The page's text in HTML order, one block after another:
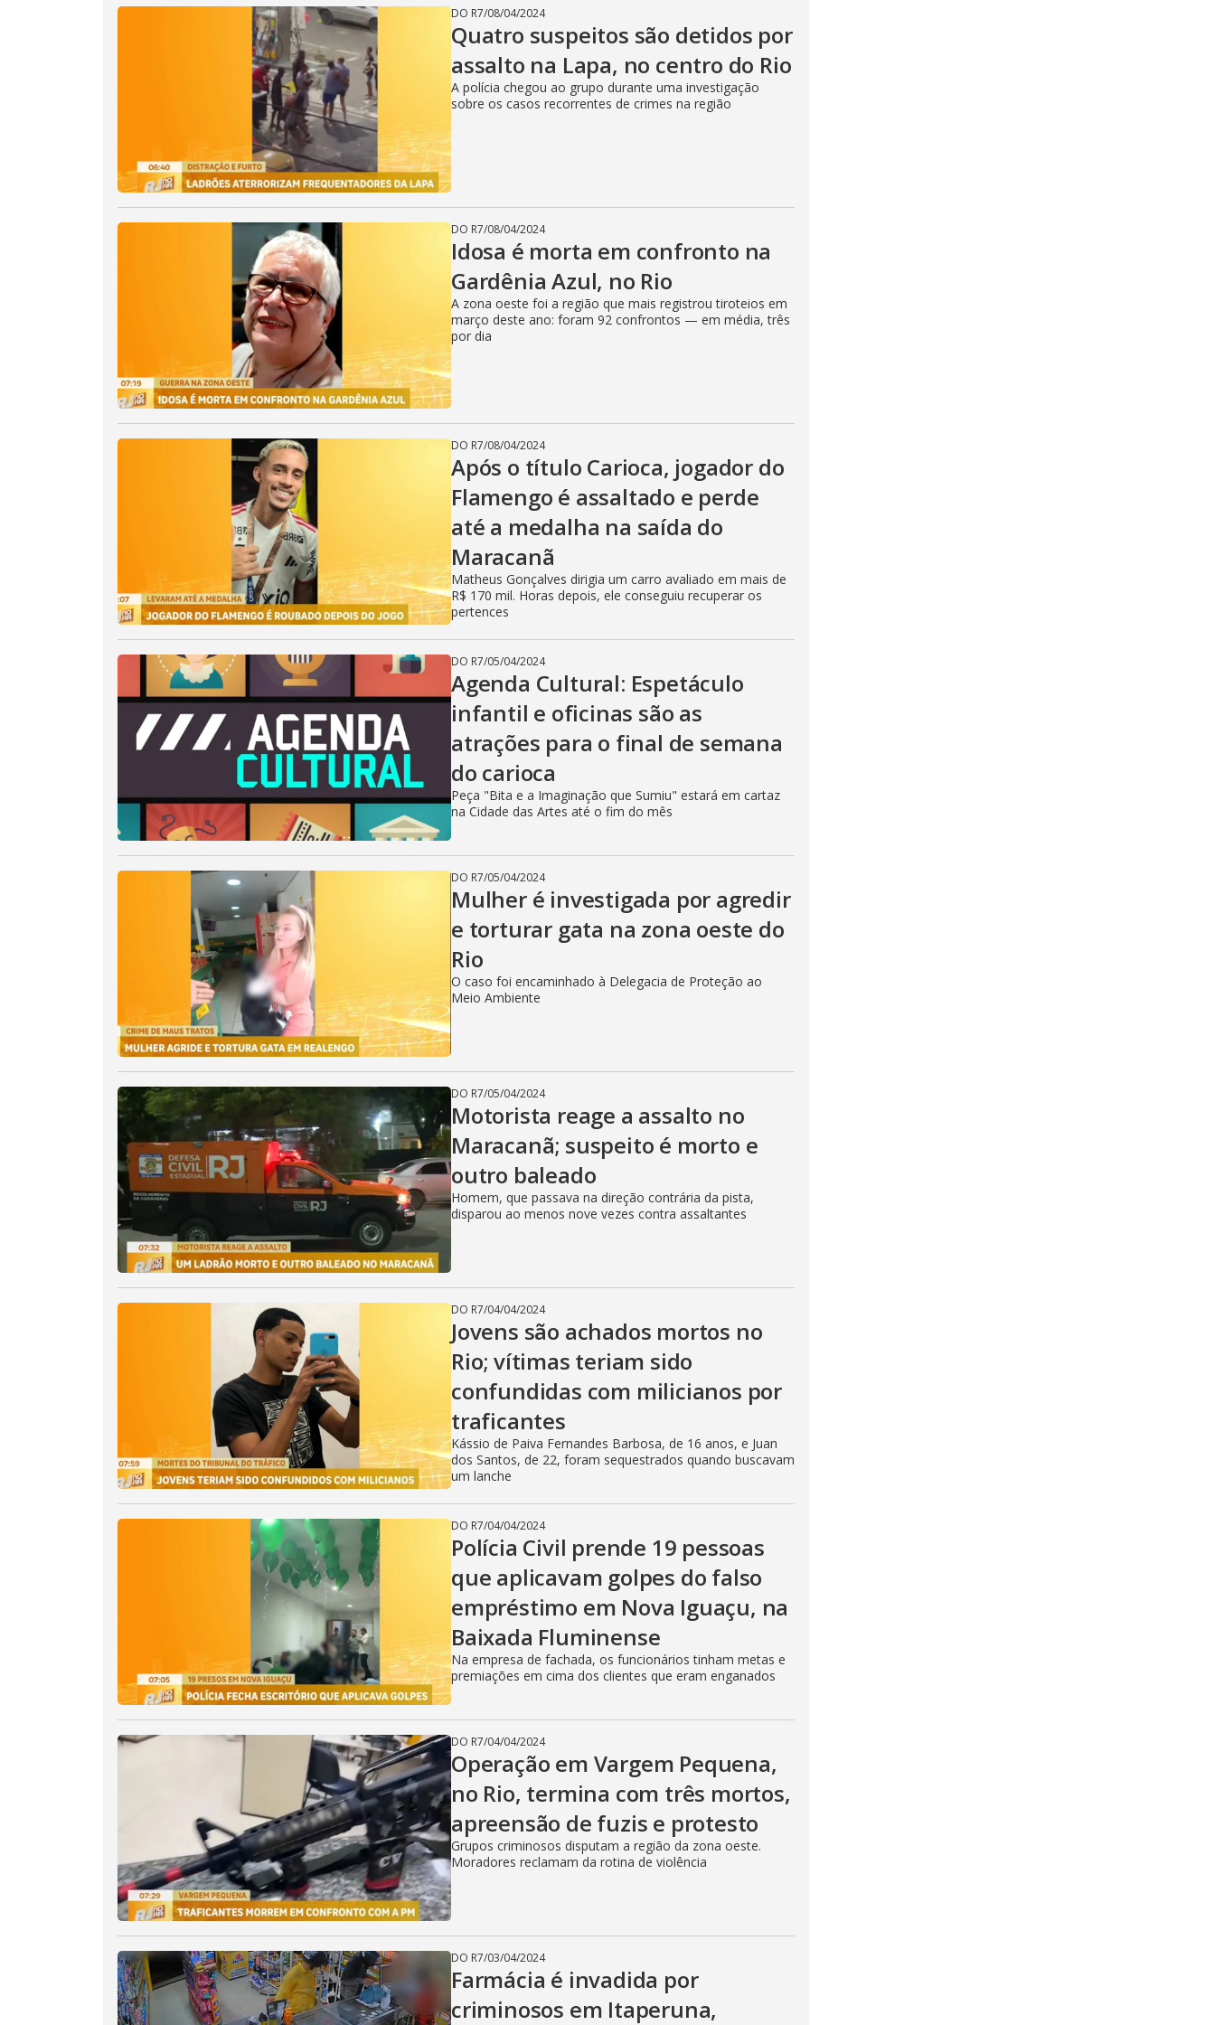
i
d
e
o
DO R7/08/04/2024
Quatro suspeitos são detidos por
assalto na Lapa, no centro do Rio
A polícia chegou ao grupo durante uma investigação
sobre os casos recorrentes de crimes na região
DO R7/08/04/2024
Idosa é morta em confronto na
Gardênia Azul, no Rio
A zona oeste foi a região que mais registrou tiroteios em
março deste ano: foram 92 confrontos — em média, três
por dia
DO R7/08/04/2024
Após o título Carioca, jogador do
Flamengo é assaltado e perde
até a medalha na saída do
Maracanã
Matheus Gonçalves dirigia um carro avaliado em mais de
R$ 170 mil. Horas depois, ele conseguiu recuperar os
pertences
DO R7/05/04/2024
Agenda Cultural: Espetáculo
infantil e oficinas são as
atrações para o final de semana
do carioca
Peça "Bita e a Imaginação que Sumiu" estará em cartaz
na Cidade das Artes até o fim do mês
DO R7/05/04/2024
Mulher é investigada por agredir
e torturar gata na zona oeste do
Rio
O caso foi encaminhado à Delegacia de Proteção ao
Meio Ambiente
DO R7/05/04/2024
Motorista reage a assalto no
Maracanã; suspeito é morto e
outro baleado
Homem, que passava na direção contrária da pista,
disparou ao menos nove vezes contra assaltantes
DO R7/04/04/2024
Jovens são achados mortos no
Rio; vítimas teriam sido
confundidas com milicianos por
traficantes
Kássio de Paiva Fernandes Barbosa, de 16 anos, e Juan
dos Santos, de 22, foram sequestrados quando buscavam
um lanche
DO R7/04/04/2024
Polícia Civil prende 19 pessoas
que aplicavam golpes do falso
empréstimo em Nova Iguaçu, na
Baixada Fluminense
Na empresa de fachada, os funcionários tinham metas e
premiações em cima dos clientes que eram enganados
DO R7/04/04/2024
Operação em Vargem Pequena,
no Rio, termina com três mortos,
apreensão de fuzis e protesto
Grupos criminosos disputam a região da zona oeste.
Moradores reclamam da rotina de violência
DO R7/03/04/2024
Farmácia é invadida por
criminosos em Itaperuna,